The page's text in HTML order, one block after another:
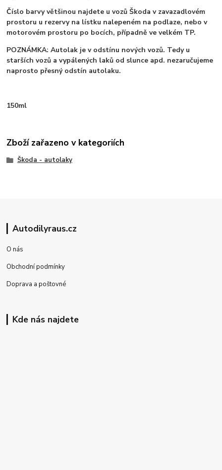
Číslo barvy většinou najdete u vozů Škoda v zavazadlovém
prostoru u rezervy na lístku nalepeném na podlaze, nebo v
motorovém prostoru po bocích, případně ve velkém TP.
POZNÁMKA: Autolak je v odstínu nových vozů. Tedy u
starších vozů a vypálených laků od slunce apd. nezaručujeme
naprosto přesný odstín autolaku.
150ml
Zboží zařazeno v kategoriích
Škoda - autolaky
Autodilyraus.cz
O nás
Obchodní podmínky
Doprava a poštovné
Kde nás najdete